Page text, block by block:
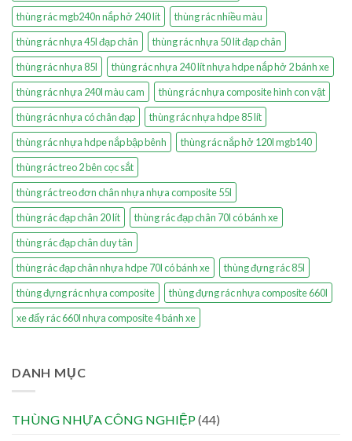
thùng rác mgb240n nắp hở 240 lít
thùng rác nhiều màu
thùng rác nhựa 45l đạp chân
thùng rác nhựa 50 lít đạp chân
thùng rác nhựa 85l
thùng rác nhựa 240 lít nhựa hdpe nắp hở 2 bánh xe
thùng rác nhựa 240l màu cam
thùng rác nhựa composite hình con vật
thùng rác nhựa có chân đạp
thùng rác nhựa hdpe 85 lít
thùng rác nhựa hdpe nắp bập bênh
thùng rác nắp hở 120l mgb140
thùng rác treo 2 bên cọc sắt
thùng rác treo đơn chân nhựa nhựa composite 55l
thùng rác đạp chân 20 lít
thùng rác đạp chân 70l có bánh xe
thùng rác đạp chân duy tân
thùng rác đạp chân nhựa hdpe 70l có bánh xe
thùng đựng rác 85l
thùng đựng rác nhựa composite
thùng đựng rác nhựa composite 660l
xe đẩy rác 660l nhựa composite 4 bánh xe
DANH MỤC
THÙNG NHỰA CÔNG NGHIỆP(44)